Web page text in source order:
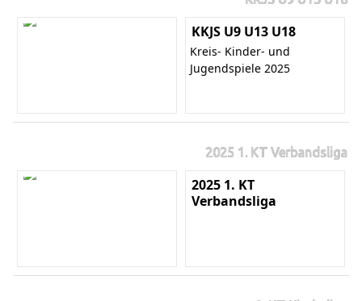
KKJS U9 U13 U18
Kreis- Kinder- und
Jugendspiele 2025
2025 1. KT Verbandsliga
2025 1. KT
Verbandsliga